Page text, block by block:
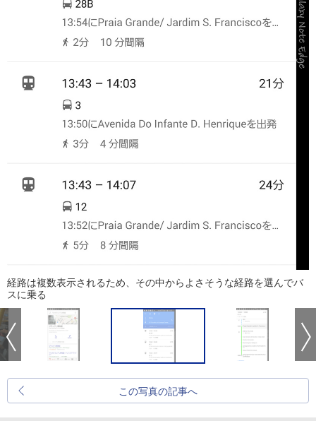
経路は複数表示されるため、その中からよさそうな経路を選んでバ
スに乗る
この写真の記事へ